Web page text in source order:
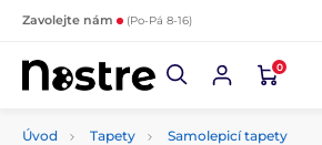
Zavolejte nám (Po-Pá 8-16)
0
Úvod Tapety Samolepicí tapety